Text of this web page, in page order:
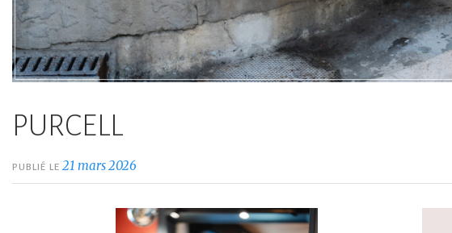
PURCELL
PUBLIÉ LE 21 mars 2026